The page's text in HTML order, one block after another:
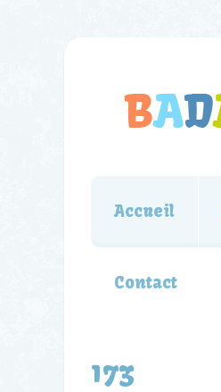
Accueil
Contact
173